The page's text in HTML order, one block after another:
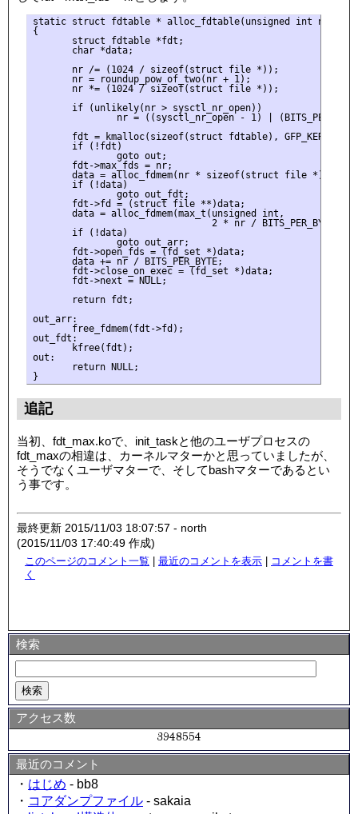
static struct fdtable * alloc_fdtable(unsigned int nr)
{
       struct fdtable *fdt;
       char *data;
       nr /= (1024 / sizeof(struct file *));
       nr = roundup_pow_of_two(nr + 1);
       nr *= (1024 / sizeof(struct file *));
       if (unlikely(nr > sysctl_nr_open))
nr = ((sysctl_nr_open - 1) |
       fdt = kmalloc(sizeof(struct fdtable), GFP_KERNEL);
       if (!fdt)
               goto out;
       fdt->max_fds = nr;
       data = alloc_fdmem(nr * sizeof(struct file *));
       if (!data)
               goto out_fdt;
       fdt->fd = (struct file **)data;
       data = alloc_fdmem(max_t(unsigned int,
2 * nr / BITS_PER_BYTE,
       if (!data)
               goto out_arr;
       fdt->open_fds = (fd_set *)data;
       data += nr / BITS_PER_BYTE;
       fdt->close_on_exec = (fd_set *)data;
       fdt->next = NULL;
       return fdt;
out_arr:
       free_fdmem(fdt->fd);
out_fdt:
       kfree(fdt);
out:
       return NULL;
追記
当初、fdt_max.koで、init_taskと他のユーザプロセスの
fdt_maxの相違は、カーネルマターかと思っていましたが、
そうでなくユーザマターで、そしてbashマターであるとい
う事です。
最終更新 2015/11/03 18:07:57 - north
(2015/11/03 17:40:49 作成)
このページのコメント一覧 最近のコメントを表示
コメントを書
く
検索
アクセス数
最近のコメント
・ はじめ - bb8
・ コアダンプファイル - sakaia